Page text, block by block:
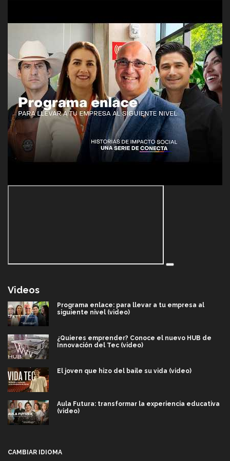
Videos
Programa enlace: para llevar a tu empresa al
siguiente nivel (video)
¿Quieres emprender? Conoce el nuevo HUB de
Innovación del Tec (video)
El joven que hizo del baile su vida (video)
Aula Futura: transformar la experiencia educativa
(video)
CAMBIAR IDIOMA